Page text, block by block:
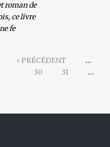
roman de
ce livre
fe
‹ PRÉCÉDENT …
30
31 …